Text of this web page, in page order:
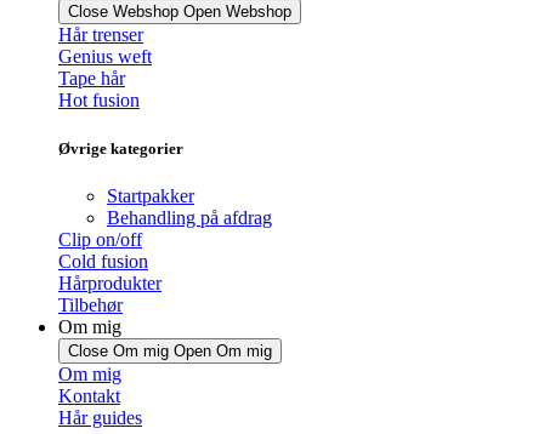
Close Webshop Open Webshop
Hår trenser
Genius weft
Tape hår
Hot fusion
Øvrige kategorier
Startpakker
Behandling på afdrag
Clip on/off
Cold fusion
Hårprodukter
Tilbehør
Om mig
Close Om mig Open Om mig
Om mig
Kontakt
Hår guides